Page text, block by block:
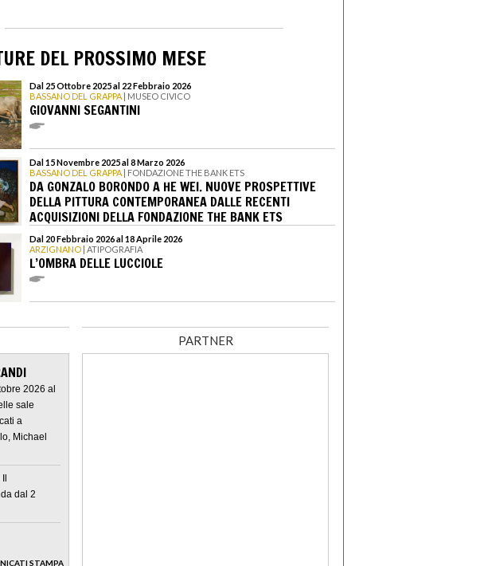
DEL PROSSIMO MESE
Dal 25 Ottobre 2025 al 22 Febbraio 2026
BASSANO DEL GRAPPA | MUSEO CIVICO
GIOVANNI SEGANTINI
Dal 15 Novembre 2025 al 8 Marzo 2026
BASSANO DEL GRAPPA | FONDAZIONE THE BANK ETS
DA GONZALO BORONDO A HE WEI. NUOVE PROSPETTIVE
DELLA PITTURA CONTEMPORANEA DALLE RECENTI
ACQUISIZIONI DELLA FONDAZIONE THE BANK ETS
Dal 20 Febbraio 2026 al 18 Aprile 2026
ARZIGNANO | ATIPOGRAFIA
L’OMBRA DELLE LUCCIOLE
2026 al
sale
a
Michael
dal 2
STAMPA
PARTNER